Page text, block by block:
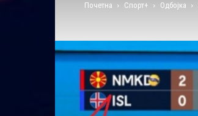
Почетна Спорт+ Одбојка